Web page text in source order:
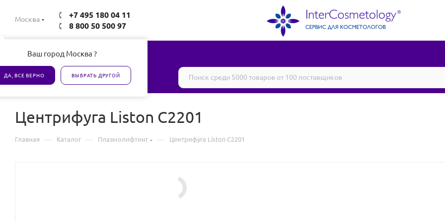
Москва
Ваш город Москва ?
ДА, ВСЕ ВЕРНО ВЫБРАТЬ ДРУГОЙ
+7 495 180 04 11
8 800 50 500 97
Все товары сертифицированы
Центрифуга Liston C2201
Главная — Каталог — Плазмолифтинг — Центрифуга Liston C2201